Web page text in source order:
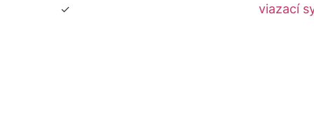
viazací